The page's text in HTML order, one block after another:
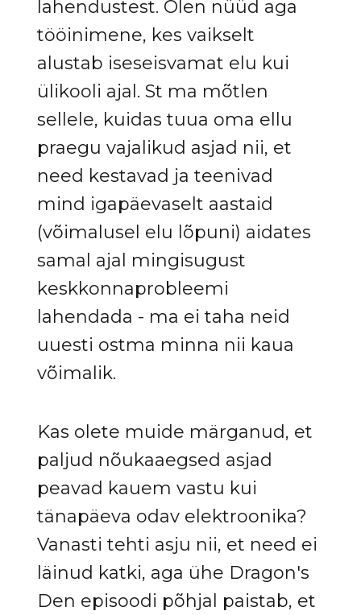
lahendustest. Olen nüüd aga
tööinimene, kes vaikselt
alustab iseseisvamat elu kui
ülikooli ajal. St ma mõtlen
sellele, kuidas tuua oma ellu
praegu vajalikud asjad nii, et
need kestavad ja teenivad
mind igapäevaselt aastaid
(võimalusel elu lõpuni) aidates
samal ajal mingisugust
keskkonnaprobleemi
lahendada - ma ei taha neid
uuesti ostma minna nii kaua
võimalik.
Kas olete muide märganud, et
paljud nõukaaegsed asjad
peavad kauem vastu kui
tänapäeva odav elektroonika?
Vanasti tehti asju nii, et need ei
läinud katki, aga ühe Dragon's
Den episoodi põhjal paistab, et